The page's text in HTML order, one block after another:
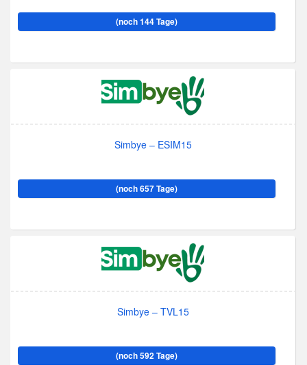
(noch 144 Tage)
Simbye – ESIM15
(noch 657 Tage)
Simbye – TVL15
(noch 592 Tage)